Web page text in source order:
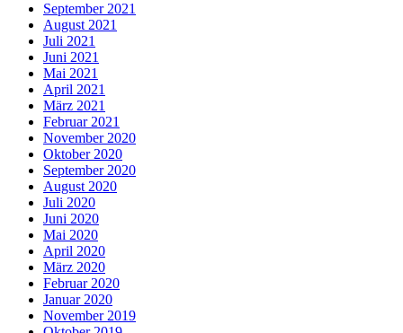
September 2021
August 2021
Juli 2021
Juni 2021
Mai 2021
April 2021
März 2021
Februar 2021
November 2020
Oktober 2020
September 2020
August 2020
Juli 2020
Juni 2020
Mai 2020
April 2020
März 2020
Februar 2020
Januar 2020
November 2019